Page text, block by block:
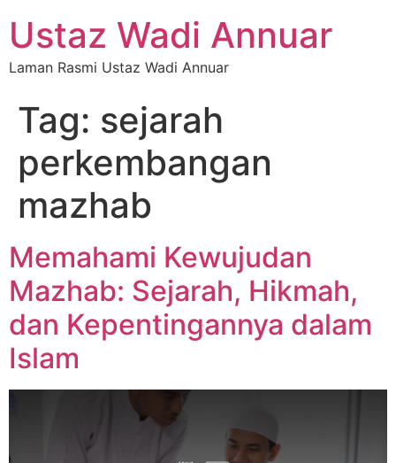
Ustaz Wadi Annuar
Laman Rasmi Ustaz Wadi Annuar
Tag: sejarah
perkembangan
mazhab
Memahami Kewujudan
Mazhab: Sejarah, Hikmah,
dan Kepentingannya dalam
Islam